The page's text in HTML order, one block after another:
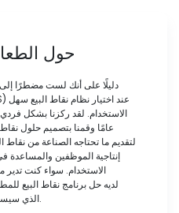
حول
عامًا وقمنا بتصميم حلول
لتقديم ما تحتاجه الصناعة من نقاط
إنتاجية الموظفين والمساعدة
الاستخدام. سواء كنت تدير
الذي سيساعدك على إدارة نشاط تجاري ناجح.